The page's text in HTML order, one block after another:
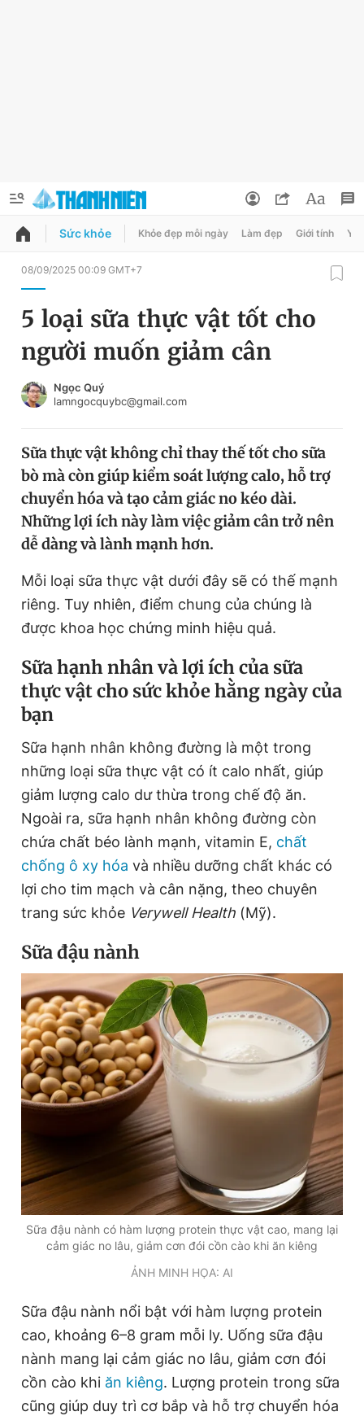
QUẢNG CÁO ĐẶT BÁO
Chuyên mục
Chuyên mục khác
Tin thị trường Tin 360
Video Magazine
Sản phẩm khác
Tiện ích Bạn cần biết
Thông tin tòa soạn Liên hệ quảng cáo
Đọc Thanh Niên trên điện thoại
Theo dõi báo trên
0906 645 777
Đặt báo Quảng cáo RSS Tòa soạn Chính sách bảo
Tổng biên tập: Nguyễn Ngọc Toàn
Phó tổng biên tập thường trực: Hải Thành
Phó tổng biên tập: Lâm Hiếu Dũng
Phó tổng biên tập: Trần Việt Hưng
Tổng thư ký tòa soạn: Đức Trung
Giấy phép xuất bản số 110/GP - BTTTT cấp ngày 24.3.2020
© 2003-2026 Bản quyền thuộc về Báo Thanh Niên. Cấm sao
chép dưới mọi hình thức nếu không có sự chấp thuận bằng văn
bản. Phát triển bởi ePi Technologies, JSC.
Đổi mật khẩu
Tin đã lưu
Tin đã xem
Đăng xuất
Sức khỏe Khỏe đẹp mỗi ngày Làm đẹp Giới tính Y
08/09/2025 00:09 GMT+7
5 loại sữa thực vật tốt cho
người muốn giảm cân
Ngọc Quý
lamngocquybc@gmail.com
Sữa thực vật không chỉ thay thế tốt cho sữa
bò mà còn giúp kiểm soát lượng calo, hỗ trợ
chuyển hóa và tạo cảm giác no kéo dài.
Những lợi ích này làm việc giảm cân trở nên
dễ dàng và lành mạnh hơn.
Mỗi loại sữa thực vật dưới đây sẽ có thế mạnh
riêng. Tuy nhiên, điểm chung của chúng là
được khoa học chứng minh hiệu quả.
Sữa hạnh nhân và lợi ích của sữa
thực vật cho sức khỏe hằng ngày của
bạn
Sữa hạnh nhân không đường là một trong
những loại sữa thực vật có ít calo nhất, giúp
giảm lượng calo dư thừa trong chế độ ăn.
Ngoài ra, sữa hạnh nhân không đường còn
chứa chất béo lành mạnh, vitamin E, chất
chống ô xy hóa và nhiều dưỡng chất khác có
lợi cho tim mạch và cân nặng, theo chuyên
trang sức khỏe Verywell Health (Mỹ).
Sữa đậu nành
Sữa đậu nành có hàm lượng protein thực vật cao, mang lại
cảm giác no lâu, giảm cơn đói cồn cào khi ăn kiêng
ẢNH MINH HỌA: AI
Sữa đậu nành nổi bật với hàm lượng protein
cao, khoảng 6–8 gram mỗi ly. Uống sữa đậu
nành mang lại cảm giác no lâu, giảm cơn đói
cồn cào khi ăn kiêng. Lượng protein trong sữa
cũng giúp duy trì cơ bắp và hỗ trợ chuyển hóa